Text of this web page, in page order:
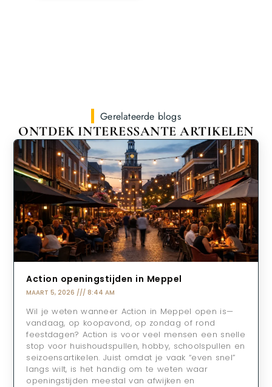
Gerelateerde blogs
ONTDEK INTERESSANTE ARTIKELEN
Action openingstijden in Meppel
MAART 5, 2026 8:44 AM
Wil je weten wanneer Action in Meppel open is—
vandaag, op koopavond, op zondag of rond
feestdagen? Action is voor veel mensen een snelle
stop voor huishoudspullen, hobby, schoolspullen en
seizoensartikelen. Juist omdat je vaak “even snel”
langs wilt, is het handig om te weten waar
openingstijden meestal van afwijken en